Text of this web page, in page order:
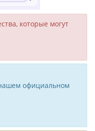
кото­рые могут
официальном